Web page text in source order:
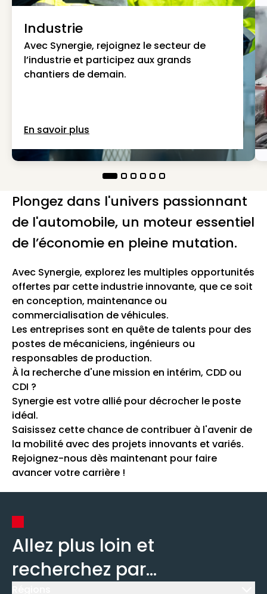
Industrie
Avec Synergie, rejoignez le secteur de
l’industrie et participez aux grands
chantiers de demain.
En savoir plus
Plongez dans l'univers passionnant
de l'automobile, un moteur essentiel
de l’économie en pleine mutation.
Avec Synergie, explorez les multiples opportunités
offertes par cette industrie innovante, que ce soit
en conception, maintenance ou
commercialisation de véhicules.
Les entreprises sont en quête de talents pour des
postes de mécaniciens, ingénieurs ou
responsables de production.
À la recherche d'une mission en intérim, CDD ou
CDI ?
Synergie est votre allié pour décrocher le poste
idéal.
Saisissez cette chance de contribuer à l'avenir de
la mobilité avec des projets innovants et variés.
Rejoignez-nous dès maintenant pour faire
avancer votre carrière !
Allez plus loin et
recherchez par...